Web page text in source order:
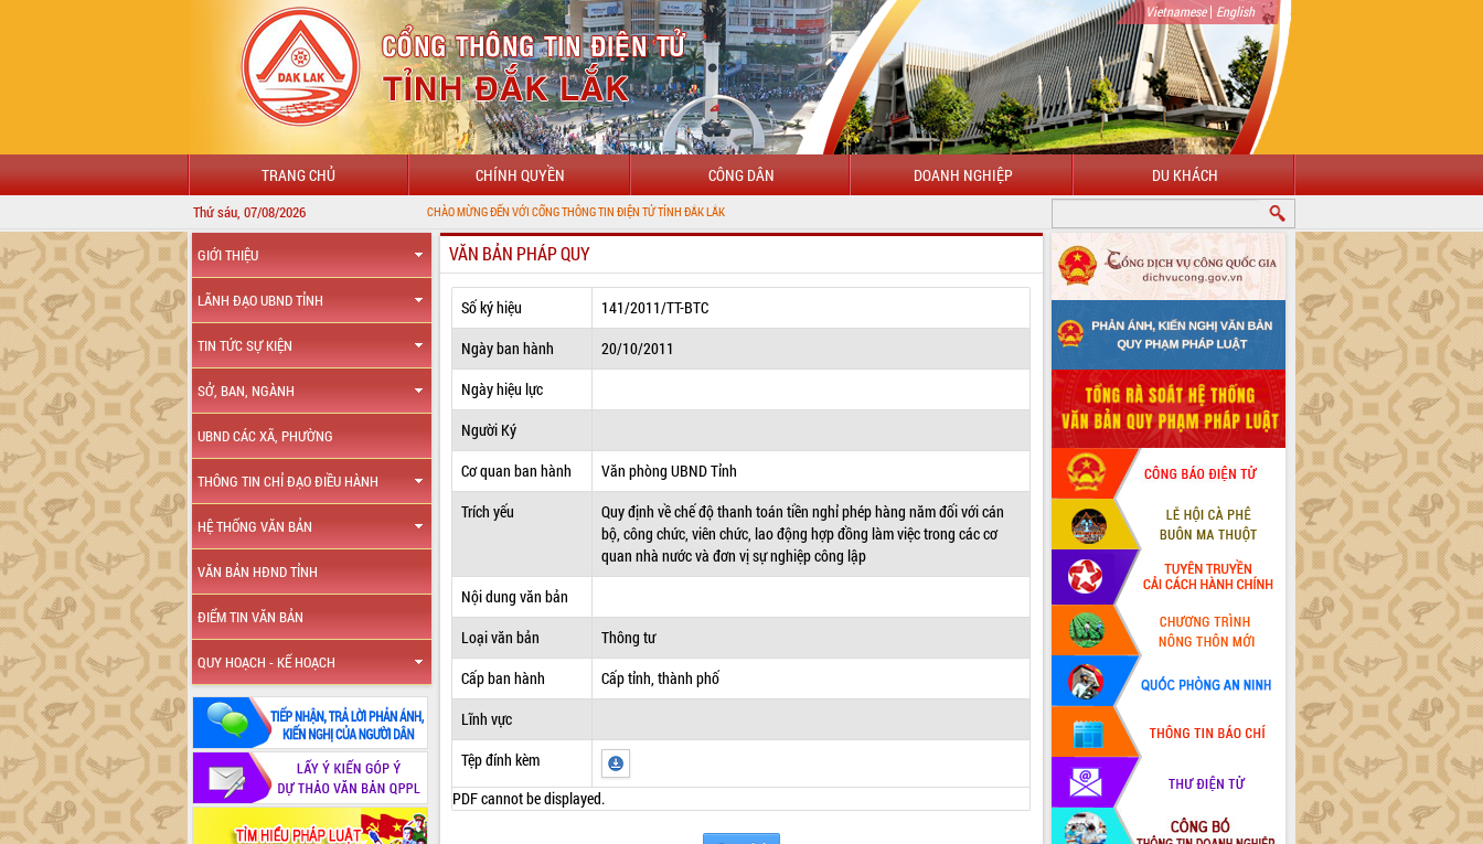
Vietnamese| English
TRANG CHỦ CHÍNH QUYỀN CÔNG DÂN DOANH NGHIỆP DU KHÁCH
Thứ sáu, 07/08/2026 CHÀO MỪNG ĐẾN VỚI CỔNG THÔNG TIN ĐIỆN TỬ TỈNH ĐẮK LẮK
GIỚI THIỆU
LÃNH ĐẠO UBND TỈNH
TIN TỨC SỰ KIỆN
SỞ, BAN, NGÀNH
UBND CÁC XÃ, PHƯỜNG
THÔNG TIN CHỈ ĐẠO ĐIỀU HÀNH
HỆ THỐNG VĂN BẢN
VĂN BẢN HĐND TỈNH
ĐIỂM TIN VĂN BẢN
QUY HOẠCH - KẾ HOẠCH
VĂN BẢN PHÁP QUY
Số ký hiệu
141/2011/TT-BTC
Ngày ban hành
20/10/2011
Ngày hiệu lực
Người Ký
Cơ quan ban hành
Văn phòng UBND Tỉnh
Trích yếu
Quy định về chế độ thanh toán tiền nghỉ phép hàng năm đối với cán
bộ, công chức, viên chức, lao động hợp đồng làm việc trong các cơ
quan nhà nước và đơn vị sự nghiệp công lập
Nội dung văn bản
Loại văn bản
Thông tư
Cấp ban hành
Cấp tỉnh, thành phố
Lĩnh vực
Tệp đính kèm
PDF cannot be displayed.